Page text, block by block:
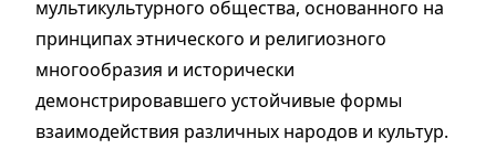
мультикультурного общества, основанного на
принципах этнического и религиозного
многообразия и исторически
демонстрировавшего устойчивые формы
взаимодействия различных народов и культур.